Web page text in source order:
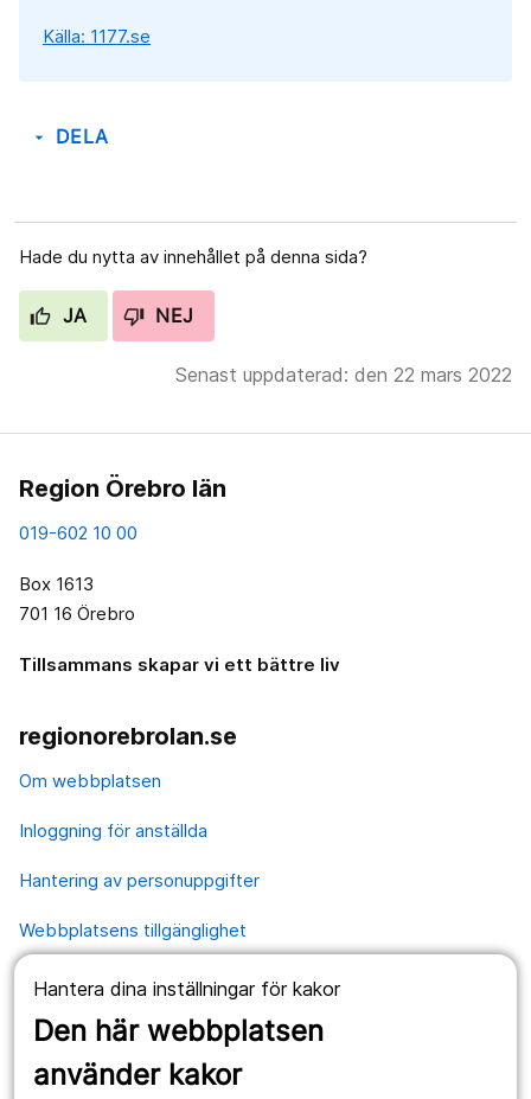
Hantera dina inställningar för kakor
Den här webbplatsen
använder kakor
Källa: 1177.se
arrow_drop_down DELA
Hade du nytta av innehållet på denna sida?
JA NEJ
Senast uppdaterad: den 22 mars 2022
Region Örebro län
019-602 10 00
Box 1613
701 16 Örebro
Tillsammans skapar vi ett bättre liv
regionorebrolan.se
Om webbplatsen
Inloggning för anställda
Hantering av personuppgifter
Webbplatsens tillgänglighet
Våra webbplatser
1177.se